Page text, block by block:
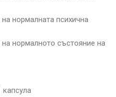
нормалната психична
нормалното състояние на